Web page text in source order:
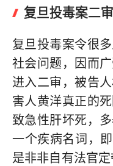
复旦投毒案二
复旦投毒案令很
社会问题，因而
进入二审，被告
害人黄洋真正的
致急性肝坏死，
一个疾病名词，
是非非自有法官